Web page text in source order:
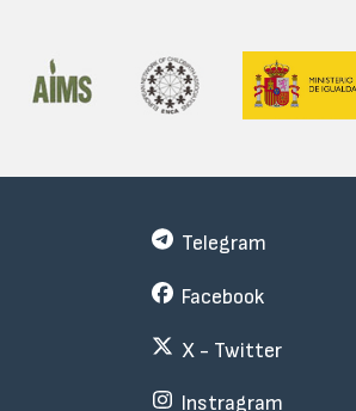
Telegram
Facebook
X - Twitter
Instragram